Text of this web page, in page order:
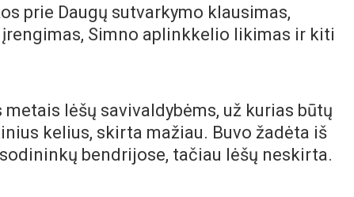
prie Daugų sutvarkymo klausimas,
Simno aplinkkelio likimas ir kiti
lėšų savivaldybėms, už kurias būtų
kelius, skirta mažiau. Buvo žadėta iš
bendrijose, tačiau lėšų neskirta.